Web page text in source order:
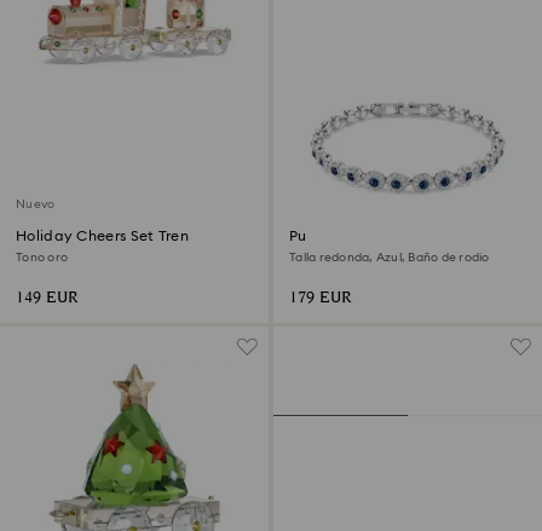
Nuevo
Holiday Cheers Set Tren
Tono oro
149 EUR
Pulsera Una Angelic
Talla redonda, Azul, Baño de rodio
179 EUR